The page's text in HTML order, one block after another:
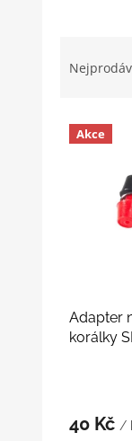
nV Akce
Adapter
korálky
40 Kč /